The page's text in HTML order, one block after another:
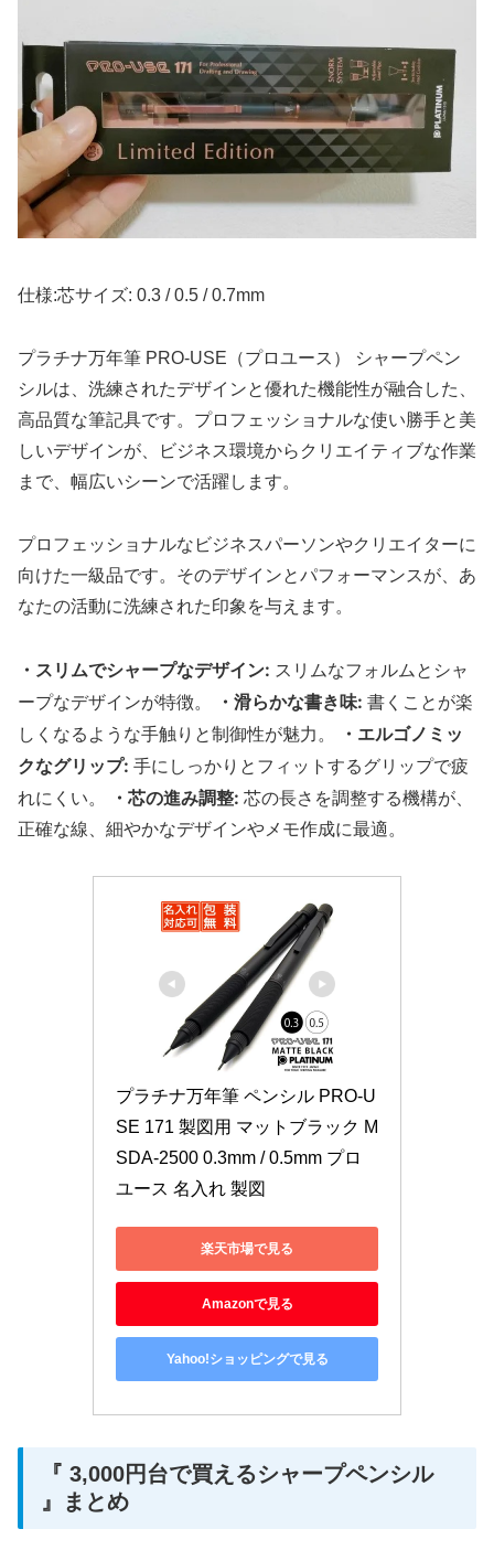
仕様:芯サイズ: 0.3 / 0.5 / 0.7mm
プラチナ万年筆 PRO-USE（プロユース） シャープペン
シルは、洗練されたデザインと優れた機能性が融合した、
高品質な筆記具です。プロフェッショナルな使い勝手と美
しいデザインが、ビジネス環境からクリエイティブな作業
まで、幅広いシーンで活躍します。
プロフェッショナルなビジネスパーソンやクリエイターに
向けた一級品です。そのデザインとパフォーマンスが、あ
なたの活動に洗練された印象を与えます。
・スリムでシャープなデザイン: スリムなフォルムとシャ
ープなデザインが特徴。
・滑らかな書き味: 書くことが楽
しくなるような手触りと制御性が魅力。
・エルゴノミッ
クなグリップ: 手にしっかりとフィットするグリップで疲
れにくい。
・芯の進み調整: 芯の長さを調整する機構が、
正確な線、細やかなデザインやメモ作成に最適。
プラチナ万年筆 ペンシル PRO-U
SE 171 製図用 マットブラック M
SDA-2500 0.3mm / 0.5mm プロ
ユース 名入れ 製図
楽天市場で見る
Amazonで見る
Yahoo!ショッピングで見る
『 3,000円台で買えるシャープペンシル
』まとめ